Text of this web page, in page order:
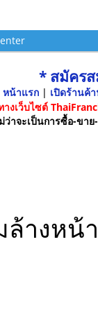
* สมัครส
หน้าแรก| เปิดร้านค้
างเว็บไซต์
ว่าจะเป็นการซื้อ-ขา
างหน้